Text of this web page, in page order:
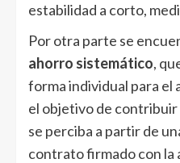
estabilidad a corto,
Por otra parte se
ahorro sistemático,
forma individual para el
el objetivo de
se perciba a partir de
contrato firmado con la